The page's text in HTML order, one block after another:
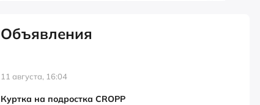
Объявления
11 августа, 16:04
Куртка на подростка CROPP